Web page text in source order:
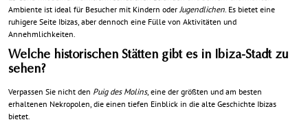
Ambiente ist ideal für Besucher mit Kindern oder Jugendlichen . Es bietet eine
ruhigere Seite Ibizas, aber dennoch eine Fülle von Aktivitäten und
Annehmlichkeiten.
Welche historischen Stätten gibt es in Ibiza-Stadt zu
sehen?
Verpassen Sie nicht den Puig des Molins, eine der größten und am besten
erhaltenen Nekropolen, die einen tiefen Einblick in die alte Geschichte Ibizas
bietet.